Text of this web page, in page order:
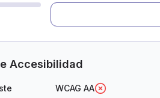
Accesibilidad
WCAG AA